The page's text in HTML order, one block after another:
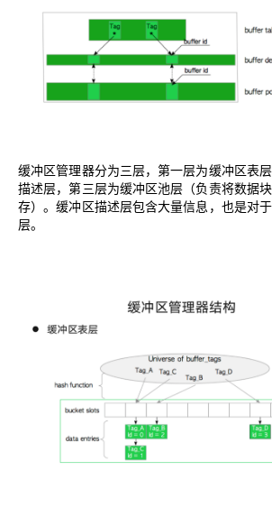
缓冲区管理器分为三层，第一层为缓冲区表
描述层，第三层为缓冲区池层（负责将数据
存）。缓冲区描述层包含大量信息，也是对
层。